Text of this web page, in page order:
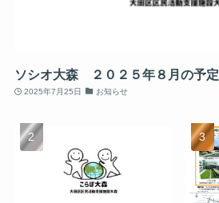
ソシオ大森 ２０２５年８月の予定
2025年7月25日 お知らせ